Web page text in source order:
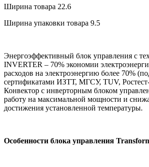
Ширина товара 22.6
Ширина упаковки товара 9.5
Энергоэффективный блок управления с
INVERTER – 70% экономии
расходов на электроэнергию более 70%
сертификатами ИЗТТ, МГСУ, TUV,
Конвектор с инверторным блоком
работу на максимальной мощности и
достижения установленной температуры.
Особенности блока управления